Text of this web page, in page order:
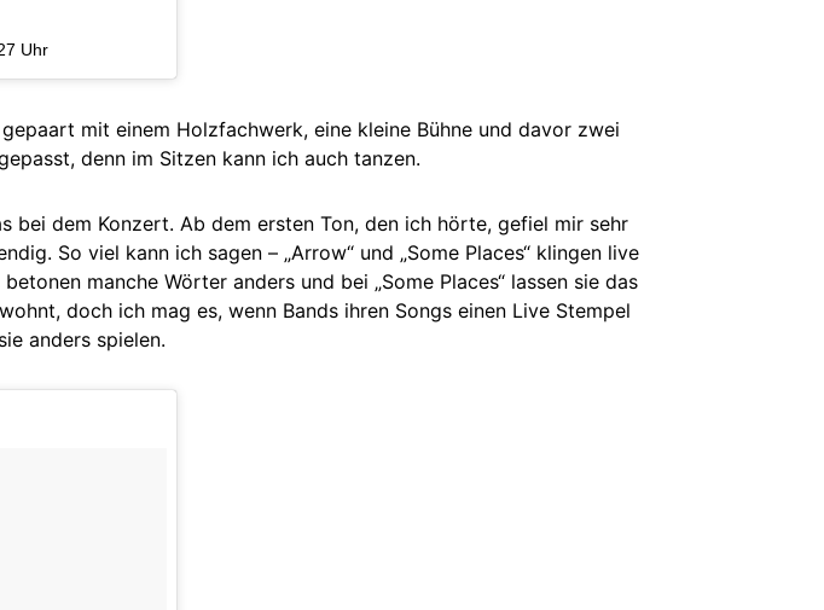
Uhr
mit einem Holzfachwerk, eine kleine Bühne und davor zwei
denn im Sitzen kann ich auch tanzen.
bei dem Konzert. Ab dem ersten Ton, den ich hörte, gefiel mir sehr
So viel kann ich sagen – „Arrow“ und „Some Places“ klingen live
manche Wörter anders und bei „Some Places“ lassen sie das
doch ich mag es, wenn Bands ihren Songs einen Live Stempel
anders spielen.